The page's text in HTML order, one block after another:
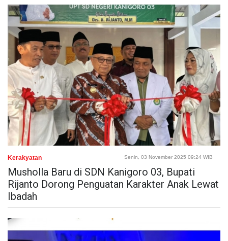
Kerakyatan Senin, 03 November 2025 09:24 WIB
Musholla Baru di SDN Kanigoro 03, Bupati
Rijanto Dorong Penguatan Karakter Anak Lewat
Ibadah